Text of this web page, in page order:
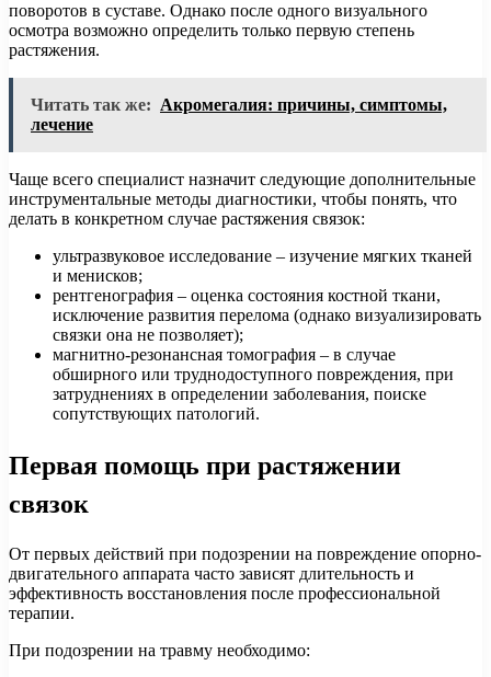
поворотов в суставе. Однако после одного визуального
осмотра возможно определить только первую степень
растяжения.
Читать так же: Акромегалия: причины, симптомы,
лечение
Чаще всего специалист назначит следующие дополнительные
инструментальные методы диагностики, чтобы понять, что
делать в конкретном случае растяжения связок:
ультразвуковое исследование – изучение мягких тканей
и менисков;
рентгенография – оценка состояния костной ткани,
исключение развития перелома (однако визуализировать
связки она не позволяет);
магнитно-резонансная томография – в случае
обширного или труднодоступного повреждения, при
затруднениях в определении заболевания, поиске
сопутствующих патологий.
Первая помощь при растяжении
связок
От первых действий при подозрении на повреждение опорно-
двигательного аппарата часто зависят длительность и
эффективность восстановления после профессиональной
терапии.
При подозрении на травму необходимо: